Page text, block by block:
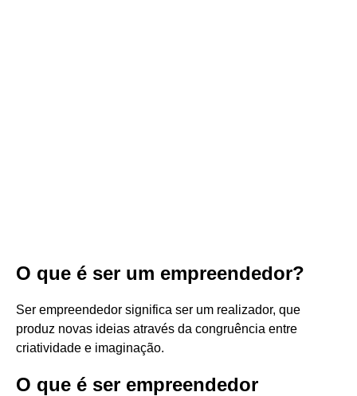
O que é ser um empreendedor?
Ser empreendedor significa ser um realizador, que
produz novas ideias através da congruência entre
criatividade e imaginação.
O que é ser empreendedor